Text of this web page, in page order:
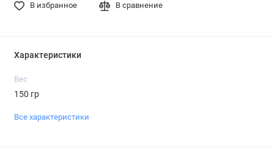
В избранное В сравнение
Характеристики
Вес
150 гр
Все характеристики